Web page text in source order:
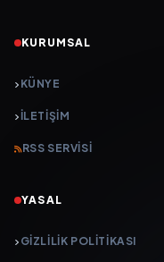
KURUMSAL
KÜNYE
İLETIŞIM
RSS SERVISI
YASAL
GIZLILIK POLITIKASI